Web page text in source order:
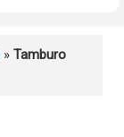
» Tamburo